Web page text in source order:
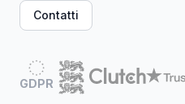
Contatti
GDPR